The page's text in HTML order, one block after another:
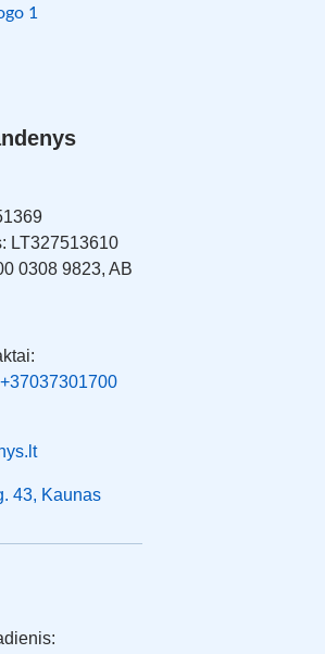
LT327513610
0308 9823, AB
+37037301700
43, Kaunas